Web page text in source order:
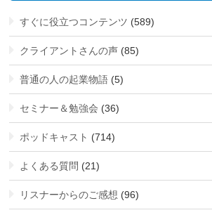
すぐに役立つコンテンツ (589)
クライアントさんの声 (85)
普通の人の起業物語 (5)
セミナー＆勉強会 (36)
ポッドキャスト (714)
よくある質問 (21)
リスナーからのご感想 (96)